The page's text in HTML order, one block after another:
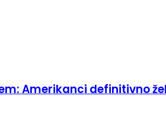
Amerikanci definitivno